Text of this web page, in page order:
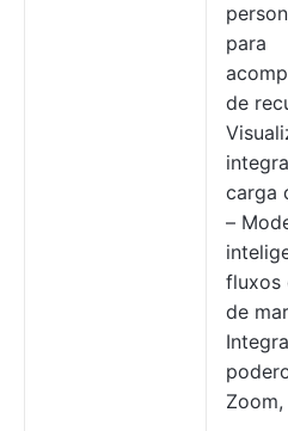
para
de
carga
–
fluxos
de
Zoom,